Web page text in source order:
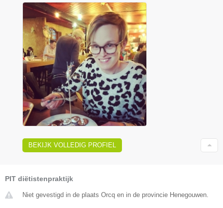
BEKIJK VOLLEDIG PROFIEL
PIT diëtistenpraktijk
Niet gevestigd in de plaats Orcq en in de provincie Henegouwen.